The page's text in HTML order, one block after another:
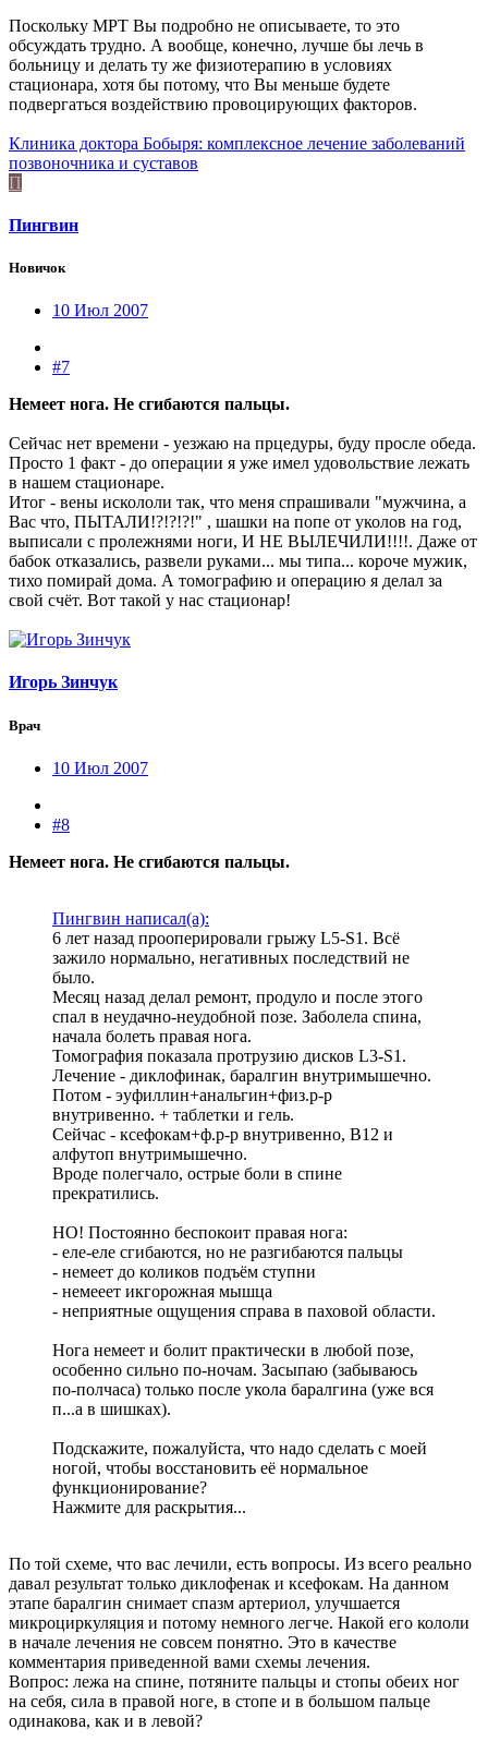
Поскольку МРТ Вы подробно не описываете, то это
обсуждать трудно. А вообще, конечно, лучше бы лечь в
больницу и делать ту же физиотерапию в условиях
стационара, хотя бы потому, что Вы меньше будете
подвергаться воздействию провоцирующих факторов.
Клиника доктора Бобыря: комплексное лечение заболеваний
позвоночника и суставов
П
Пингвин
Новичок
10 Июл 2007
#7
Немеет нога. Не сгибаются пальцы.
Сейчас нет времени - уезжаю на прцедуры, буду просле обеда.
Просто 1 факт - до операции я уже имел удовольствие лежать
в нашем стационаре.
Итог - вены искололи так, что меня спрашивали "мужчина, а
Вас что, ПЫТАЛИ!?!?!?!" , шашки на попе от уколов на год,
выписали с пролежнями ноги, И НЕ ВЫЛЕЧИЛИ!!!!. Даже от
бабок отказались, развели руками... мы типа... короче мужик,
тихо помирай дома. А томографию и операцию я делал за
свой счёт. Вот такой у нас стационар!
Игорь Зинчук
Врач
10 Июл 2007
#8
Немеет нога. Не сгибаются пальцы.
Пингвин написал(а):
6 лет назад прооперировали грыжу L5-S1. Всё
зажило нормально, негативных последствий не
было.
Месяц назад делал ремонт, продуло и после этого
спал в неудачно-неудобной позе. Заболела спина,
начала болеть правая нога.
Томография показала протрузию дисков L3-S1.
Лечение - диклофинак, баралгин внутримышечно.
Потом - эуфиллин+анальгин+физ.р-р
внутривенно. + таблетки и гель.
Сейчас - ксефокам+ф.р-р внутривенно, B12 и
алфутоп внутримышечно.
Вроде полегчало, острые боли в спине
прекратились.
НО! Постоянно беспокоит правая нога:
- еле-еле сгибаются, но не разгибаются пальцы
- немеет до коликов подъём ступни
- немееет икгорожная мышца
- неприятные ощущения справа в паховой области.
Нога немеет и болит практически в любой позе,
особенно сильно по-ночам. Засыпаю (забываюсь
по-полчаса) только после укола баралгина (уже вся
п...а в шишках).
Подскажите, пожалуйста, что надо сделать с моей
ногой, чтобы восстановить её нормальное
функционирование?
Нажмите для раскрытия...
По той схеме, что вас лечили, есть вопросы. Из всего реально
давал результат только диклофенак и ксефокам. На данном
этапе баралгин снимает спазм артериол, улучшается
микроциркуляция и потому немного легче. Накой его кололи
в начале лечения не совсем понятно. Это в качестве
комментария приведенной вами схемы лечения.
Вопрос: лежа на спине, потяните пальцы и стопы обеих ног
на себя, сила в правой ноге, в стопе и в большом пальце
одинакова, как и в левой?